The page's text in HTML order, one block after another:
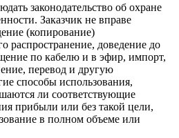
законодательство об охране
Заказчик не вправе
(копирование)
распространение, доведение до
по кабелю и в эфир, импорт,
перевод и другую
способы использования,
ли соответствующие
прибыли или без такой цели,
в полном объеме или